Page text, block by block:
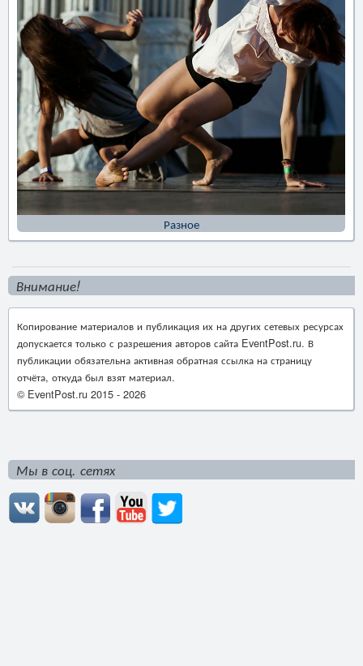
Разное
Внимание!
Копирование материалов и публикация их на других сетевых ресурсах
допускается только с разрешения авторов сайта EventPost.ru. В
публикации обязательна активная обратная ссылка на страницу
отчёта, откуда был взят материал.
© EventPost.ru 2015 - 2026
Мы в соц. сетях